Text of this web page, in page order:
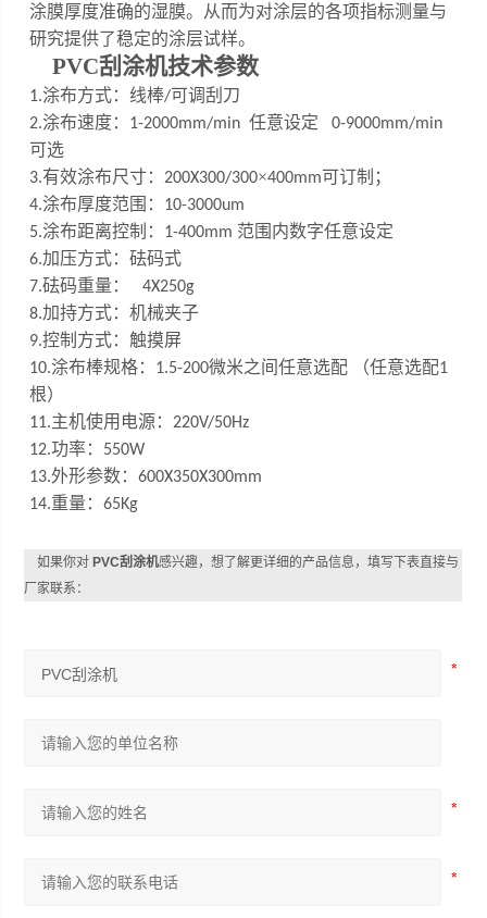
涂膜厚度准确的湿膜。从而为对涂层的各项指标测量与
研究提供了稳定的涂层试样。
PVC刮涂机技术参数
1.涂布方式：线棒/可调刮刀
2.涂布速度： 1-2000mm/min任意设定 0-9000mm/min
可选
3.有效涂布尺寸： 200X300/300×400mm可订制 ；
4.涂布厚度范围： 10-3000um
5.涂布距离控制： 1-400mm 范围内数字任意设定
6.加压方式：砝码式
7.砝码重量：4X250g
8.加持方式：机械夹子
9.控制方式：触摸屏
10.涂布棒规格： 1.5-200微米之间任意选配 （任意选配1
根）
11.主机使用电源： 220V/50Hz
12.功率： 550W
13.外形参数：600X350X300mm
14.重量：65Kg
如果你对PVC刮涂机感兴趣，想了解更详细的产品信息，填写下表直接与
厂家联系：